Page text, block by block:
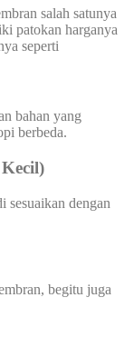
salah satunya
patokan harganya
seperti
bahan yang
berbeda.
sesuaikan dengan
begitu juga